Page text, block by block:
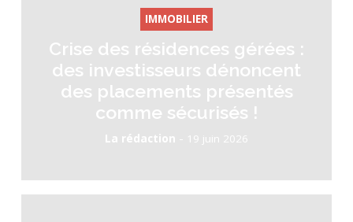
IMMOBILIER
Crise des résidences gérées :
des investisseurs dénoncent
des placements présentés
comme sécurisés !
La rédaction - 19 juin 2026